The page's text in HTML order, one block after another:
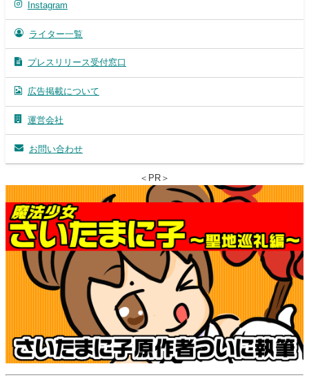
Instagram
ライター一覧
プレスリリース受付窓口
広告掲載について
運営会社
お問い合わせ
＜PR＞